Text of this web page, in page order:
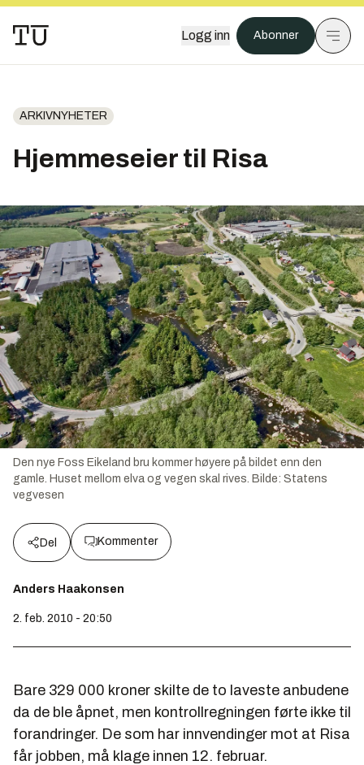
Logg inn Abonner
ARKIVNYHETER
Hjemmeseier til Risa
Den nye Foss Eikeland bru kommer høyere på bildet enn den
gamle. Huset mellom elva og vegen skal rives. Bilde: Statens
vegvesen
Del Kommenter
Anders Haakonsen
2. feb. 2010 - 20:50
Bare 329 000 kroner skilte de to laveste anbudene
da de ble åpnet, men kontrollregningen førte ikke til
forandringer. De som har innvendinger mot at Risa
får jobben, må klage innen 12. februar.